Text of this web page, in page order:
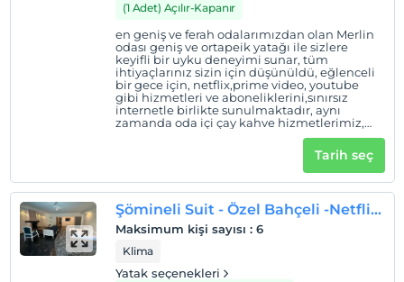
(1 Adet) Açılır-Kapanır
en geniş ve ferah odalarımızdan olan Merlin
odası geniş ve ortapeik yatağı ile sizlere
keyifli bir uyku deneyimi sunar, tüm
ihtiyaçlarınız sizin için düşünüldü, eğlenceli
bir gece için, netflix,prime video, youtube
gibi hizmetleri ve aboneliklerini,sınırsız
internetle birlikte sunulmaktadır, aynı
zamanda oda içi çay kahve hizmetlerimiz,
Tarih seç
Şömineli Suit - Özel Bahçeli -Netflix, Prime, Youtube (Apollon)
Maksimum kişi sayısı : 6
Klima
Yatak seçenekleri